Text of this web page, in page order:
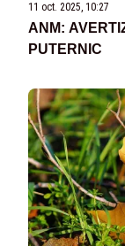
11 oct. 2025, 10:27
ANM:
PUTERNIC